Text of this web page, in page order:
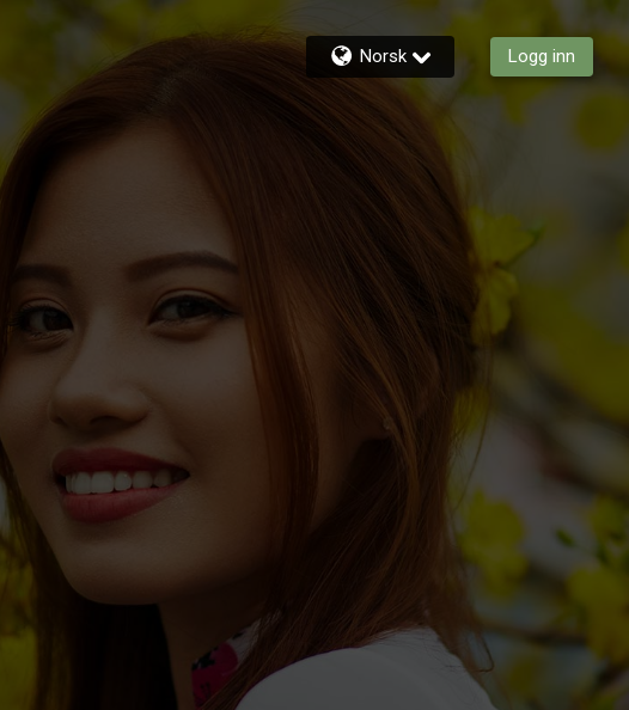
Norsk Logg inn